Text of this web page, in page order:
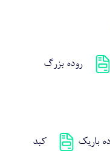
روده بزرگ
باریک کبد